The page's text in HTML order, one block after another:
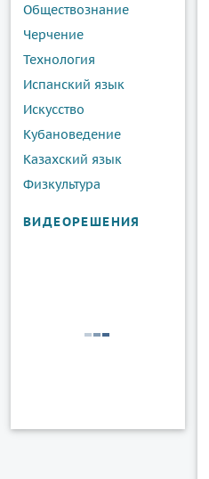
Обществознание
Черчение
Технология
Испанский язык
Искусство
Кубановедение
Казахский язык
Физкультура
ВИДЕОРЕШЕНИЯ